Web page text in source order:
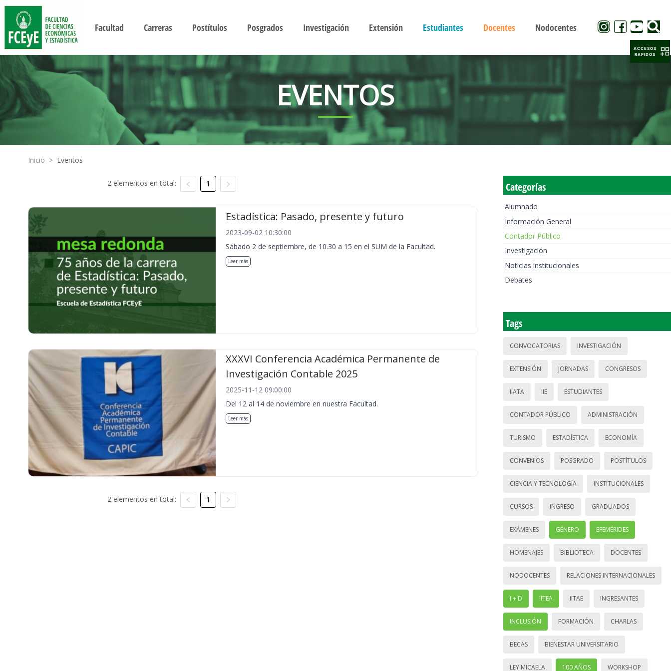
Facultad Carreras Postítulos Posgrados Investigación Extensión Estudiantes Docentes Nodocentes
EVENTOS
Inicio > Eventos
2 elementos en total: 1
Estadística: Pasado, presente y futuro
2023-09-02 10:30:00
Sábado 2 de septiembre, de 10.30 a 15 en el SUM de la Facultad.
Leer más
XXXVI Conferencia Académica Permanente de
Investigación Contable 2025
2025-11-12 09:00:00
Del 12 al 14 de noviembre en nuestra Facultad.
Leer más
2 elementos en total: 1
Categorías
Alumnado
Información General
Contador Público
Investigación
Noticias institucionales
Debates
Tags
CONVOCATORIAS INVESTIGACIÓN
EXTENSIÓN JORNADAS CONGRESOS
IIATA IIE ESTUDIANTES
CONTADOR PÚBLICO ADMINISTRACIÓN
TURISMO ESTADÍSTICA ECONOMÍA
CONVENIOS POSGRADO POSTÍTULOS
CIENCIA Y TECNOLOGÍA INSTITUCIONALES
CURSOS INGRESO GRADUADOS
EXÁMENES GÉNERO EFEMÉRIDES
HOMENAJES BIBLIOTECA DOCENTES
NODOCENTES RELACIONES INTERNACIONALES
I + D IITEA IITAE INGRESANTES
INCLUSIÓN FORMACIÓN CHARLAS
BECAS BIENESTAR UNIVERSITARIO
LEY MICAELA 100 AÑOS WORKSHOP
ACCESOS
RAPIDOS